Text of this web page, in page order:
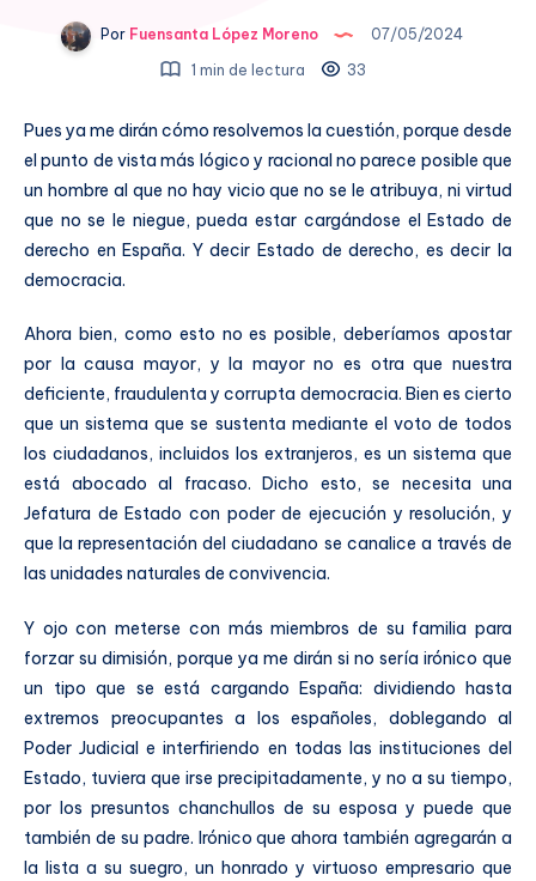
Por Fuensanta López Moreno
07/05/2024
1 min de lectura
33
Pues ya me dirán cómo resolvemos la cuestión, porque desde
el punto de vista más lógico y racional no parece posible que
un hombre al que no hay vicio que no se le atribuya, ni virtud
que no se le niegue, pueda estar cargándose el Estado de
derecho en España. Y decir Estado de derecho, es decir la
democracia.
Ahora bien, como esto no es posible, deberíamos apostar
por la causa mayor, y la mayor no es otra que nuestra
deficiente, fraudulenta y corrupta democracia. Bien es cierto
que un sistema que se sustenta mediante el voto de todos
los ciudadanos, incluidos los extranjeros, es un sistema que
está abocado al fracaso. Dicho esto, se necesita una
Jefatura de Estado con poder de ejecución y resolución, y
que la representación del ciudadano se canalice a través de
las unidades naturales de convivencia.
Y ojo con meterse con más miembros de su familia para
forzar su dimisión, porque ya me dirán si no sería irónico que
un tipo que se está cargando España: dividiendo hasta
extremos preocupantes a los españoles, doblegando al
Poder Judicial e interfiriendo en todas las instituciones del
Estado, tuviera que irse precipitadamente, y no a su tiempo,
por los presuntos chanchullos de su esposa y puede que
también de su padre. Irónico que ahora también agregarán a
la lista a su suegro, un honrado y virtuoso empresario que